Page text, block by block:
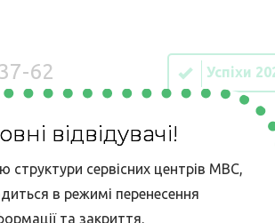
62 Успіхи
КОНТАКТИ
відвідувачі!
структури сервісних центрів МВС,
в режимі перенесення
та закриття.